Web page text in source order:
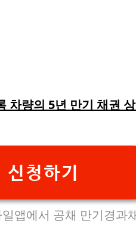
차량의 5년 만기 채권
청하기
앱에서 공채 만기경과